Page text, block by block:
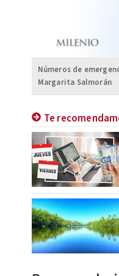
Números de
Margarita Salmorán
Te